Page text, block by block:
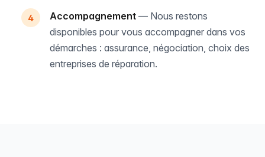
Accompagnement — Nous restons
disponibles pour vous accompagner dans vos
démarches : assurance, négociation, choix des
entreprises de réparation.